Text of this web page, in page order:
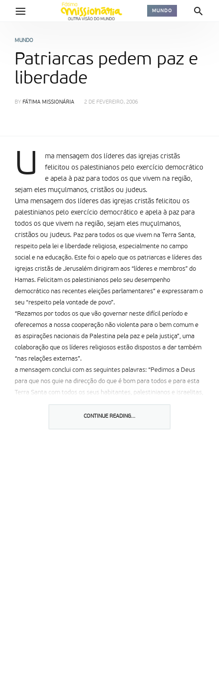
MUNDO
MUNDO
Patriarcas pedem paz e
liberdade
BY FÁTIMA MISSIONÁRIA 2 DE FEVEREIRO, 2006
U
ma mensagem dos líderes das igrejas cristãs
felicitou os palestinianos pelo exercício democrático
e apela à paz para todos os que vivem na região,
sejam eles muçulmanos, cristãos ou judeus.
Uma mensagem dos líderes das igrejas cristãs felicitou os
palestinianos pelo exercício democrático e apela à paz para
todos os que vivem na região, sejam eles muçulmanos,
cristãos ou judeus. Paz para todos os que vivem na Terra Santa,
respeito pela lei e liberdade religiosa, especialmente no campo
social e na educação. Este foi o apelo que os patriarcas e líderes das
igrejas cristãs de Jerusalém dirigiram aos “líderes e membros” do
Hamas. Felicitam os palestinianos pelo seu desempenho
democrático nas recentes eleições parlamentares” e expressaram o
seu “respeito pela vontade de povo”.
“Rezamos por todos os que vão governar neste difícil período e
oferecemos a nossa cooperação não violenta para o bem comum e
as aspirações nacionais da Palestina pela paz e pela justiça”, uma
colaboração que os líderes religiosos estão dispostos a dar também
“nas relações externas”.
a mensagem conclui com as seguintes palavras: “Pedimos a Deus
para que nos guie na direcção do que é bom para todos e para esta
Terra Santa com todos os seus habitantes, palestinianos e israelitas,
CONTINUE READING...